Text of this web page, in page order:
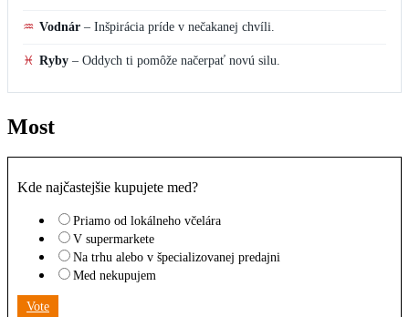
♒ Vodnár – Inšpirácia príde v nečakanej chvíli.
♓ Ryby – Oddych ti pomôže načerpať novú silu.
Most
Kde najčastejšie kupujete med?
Priamo od lokálneho včelára
V supermarkete
Na trhu alebo v špecializovanej predajni
Med nekupujem
Vote